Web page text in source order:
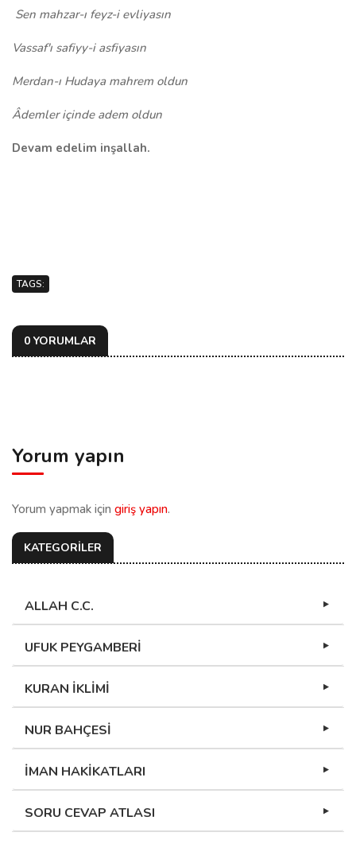
Sen mahzar-ı feyz-i evliyasın
Vassaf'ı safiyy-i asfiyasın
Merdan-ı Hudaya mahrem oldun
Âdemler içinde adem oldun
Devam edelim inşallah.
TAGS:
0 YORUMLAR
Yorum yapın
Yorum yapmak için giriş yapın.
KATEGORİLER
ALLAH C.C.
UFUK PEYGAMBERİ
KURAN İKLİMİ
NUR BAHÇESİ
İMAN HAKİKATLARI
SORU CEVAP ATLASI